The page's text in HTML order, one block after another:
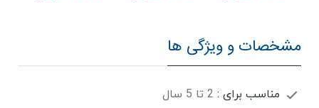
مشخصات و ویژگی ها
مناسب برای : 2 تا 5 سال